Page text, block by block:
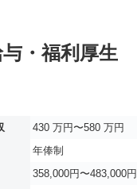
・福利厚生
430 万円〜580 万円
年俸制
358,000円〜483,000円